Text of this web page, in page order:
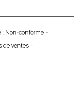
: Non-conforme
de ventes